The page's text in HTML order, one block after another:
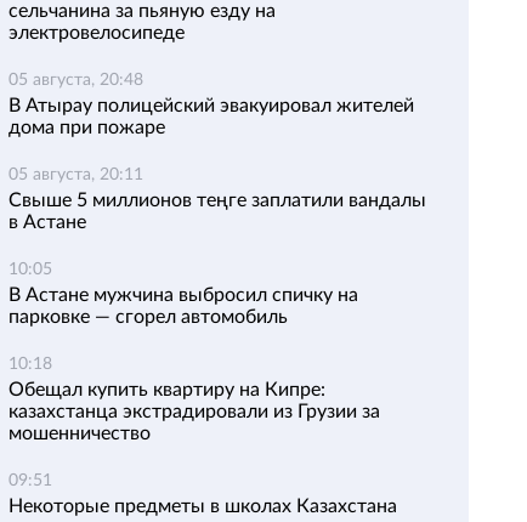
сельчанина за пьяную езду на
электровелосипеде
05 августа, 20:48
В Атырау полицейский эвакуировал жителей
дома при пожаре
05 августа, 20:11
Свыше 5 миллионов теңге заплатили вандалы
в Астане
10:05
В Астане мужчина выбросил спичку на
парковке — сгорел автомобиль
10:18
Обещал купить квартиру на Кипре:
казахстанца экстрадировали из Грузии за
мошенничество
09:51
Некоторые предметы в школах Казахстана